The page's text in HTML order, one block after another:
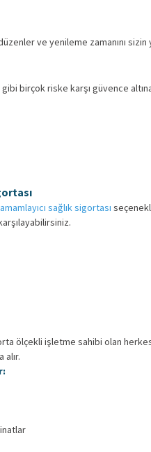
ve yenileme zamanını
gibi birçok riske karşı güvence
sağlık sigortası
ölçekli işletme sahibi olan
alır.